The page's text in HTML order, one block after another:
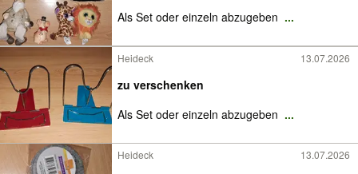
Als Set oder einzeln abzugeben ...
Heideck 13.07.2026
zu verschenken
Als Set oder einzeln abzugeben ...
Heideck 13.07.2026